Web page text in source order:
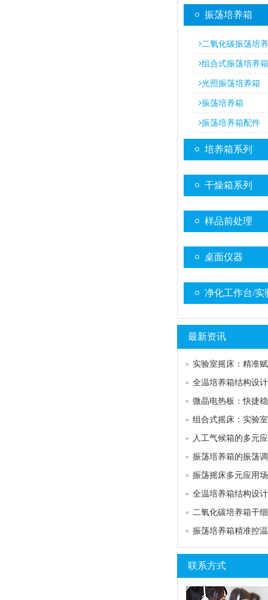
振荡培养箱
二氧化碳振荡培
组合式振荡培养箱
光照振荡培养箱
振荡培养箱
振荡培养箱配件
培养箱系列
干燥箱系列
样品前处理
桌面仪器
净化工作台/实
最新资讯
联系方式